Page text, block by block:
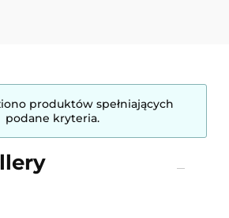
produktów spełniających
podane kryteria.